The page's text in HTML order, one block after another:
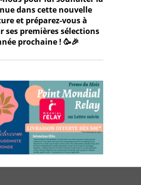
dans cette nouvelle
et préparez-vous à
ses premières sélections
prochaine ! 🥳🎉